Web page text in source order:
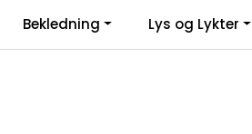
Bekledning Lys og Lykter